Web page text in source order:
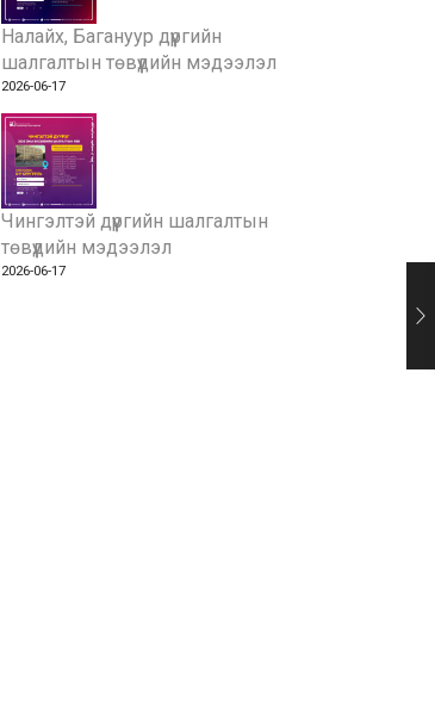
Налайх, Багануур дүүргийн
шалгалтын төвүүдийн мэдээлэл
2026-06-17
Чингэлтэй дүүргийн шалгалтын
төвүүдийн мэдээлэл
2026-06-17